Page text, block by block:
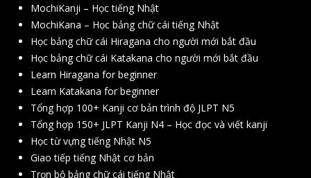
MochiKanji – Học tiếng Nhật
MochiKana – Học bảng chữ cái tiếng Nhật
Học bảng chữ cái Hiragana cho người mới bắt đầu
Học bảng chữ cái Katakana cho người mới bắt đầu
Learn Hiragana for beginner
Learn Katakana for beginner
Tổng hợp 100+ Kanji cơ bản trình độ JLPT N5
Tổng hợp 150+ JLPT Kanji N4 – Học đọc và viết kanji
Học từ vựng tiếng Nhật N5
Giao tiếp tiếng Nhật cơ bản
Trọn bộ bảng chữ cái tiếng Nhật